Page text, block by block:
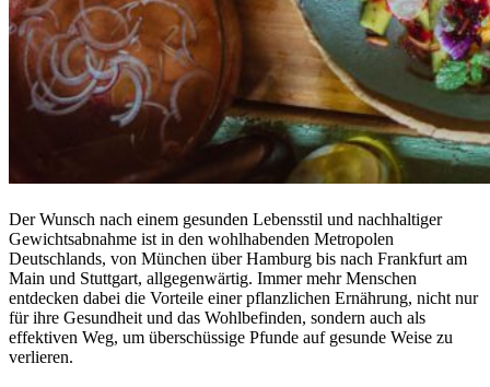
Der Wunsch nach einem gesunden Lebensstil und nachhaltiger
Gewichtsabnahme ist in den wohlhabenden Metropolen
Deutschlands, von München über Hamburg bis nach Frankfurt am
Main und Stuttgart, allgegenwärtig. Immer mehr Menschen
entdecken dabei die Vorteile einer pflanzlichen Ernährung, nicht nur
für ihre Gesundheit und das Wohlbefinden, sondern auch als
effektiven Weg, um überschüssige Pfunde auf gesunde Weise zu
verlieren.